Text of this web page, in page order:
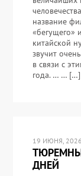
название
«бегущего»
китайской
звучит
в связи с
года. … … […]
19 ИЮНЯ, 2026
ДНЕЙ